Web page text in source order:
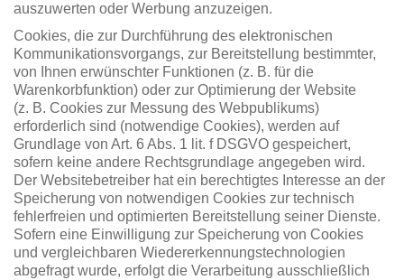
auszuwerten oder Werbung anzuzeigen.
Cookies, die zur Durchführung des elektronischen
Kommunikationsvorgangs, zur Bereitstellung bestimmter,
von Ihnen erwünschter Funktionen (z. B. für die
Warenkorbfunktion) oder zur Optimierung der Website
(z. B. Cookies zur Messung des Webpublikums)
erforderlich sind (notwendige Cookies), werden auf
Grundlage von Art. 6 Abs. 1 lit. f DSGVO gespeichert,
sofern keine andere Rechtsgrundlage angegeben wird.
Der Websitebetreiber hat ein berechtigtes Interesse an der
Speicherung von notwendigen Cookies zur technisch
fehlerfreien und optimierten Bereitstellung seiner Dienste.
Sofern eine Einwilligung zur Speicherung von Cookies
und vergleichbaren Wiedererkennungstechnologien
abgefragt wurde, erfolgt die Verarbeitung ausschließlich